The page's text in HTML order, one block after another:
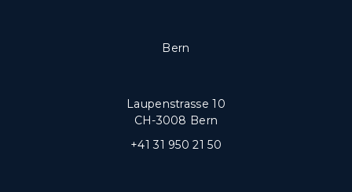
Bern
Laupenstrasse 10
CH-3008 Bern
+41 31 950 21 50